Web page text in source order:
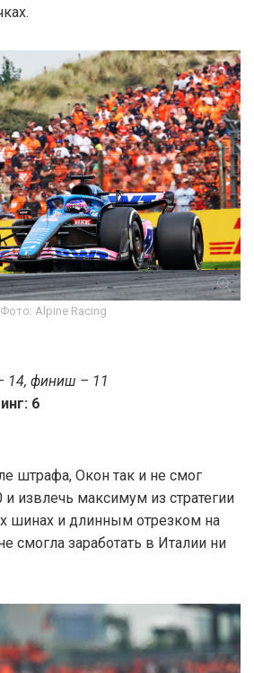
Фото: Alpine Racing
14, финиш – 11
6
штрафа, Окон так и не смог
и извлечь максимум из стратегии
шинах и длинным отрезком на
смогла заработать в Италии ни